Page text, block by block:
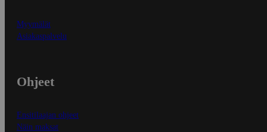
Myymälät
Asiakaspalvelu
Ohjeet
Ensitilaajan ohjeet
Näin maksat